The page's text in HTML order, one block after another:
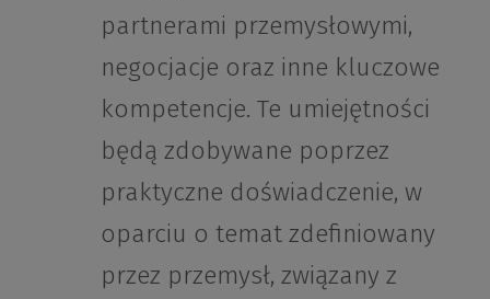
partnerami przemysłowymi,
negocjacje oraz inne kluczowe
kompetencje. Te umiejętności
będą zdobywane poprzez
praktyczne doświadczenie, w
oparciu o temat zdefiniowany
przez przemysł, związany z